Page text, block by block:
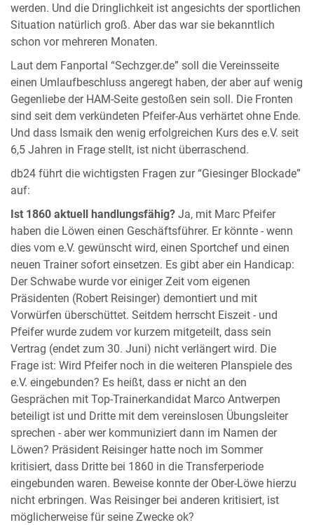
werden. Und die Dringlichkeit ist angesichts der sportlichen
Situation natürlich groß. Aber das war sie bekanntlich
schon vor mehreren Monaten.
Laut dem Fanportal “Sechzger.de” soll die Vereinsseite
einen Umlaufbeschluss angeregt haben, der aber auf wenig
Gegenliebe der HAM-Seite gestoßen sein soll. Die Fronten
sind seit dem verkündeten Pfeifer-Aus verhärtet ohne Ende.
Und dass Ismaik den wenig erfolgreichen Kurs des e.V. seit
6,5 Jahren in Frage stellt, ist nicht überraschend.
db24 führt die wichtigsten Fragen zur “Giesinger Blockade”
auf:
Ist 1860 aktuell handlungsfähig? Ja, mit Marc Pfeifer
haben die Löwen einen Geschäftsführer. Er könnte - wenn
dies vom e.V. gewünscht wird, einen Sportchef und einen
neuen Trainer sofort einsetzen. Es gibt aber ein Handicap:
Der Schwabe wurde vor einiger Zeit vom eigenen
Präsidenten (Robert Reisinger) demontiert und mit
Vorwürfen überschüttet. Seitdem herrscht Eiszeit - und
Pfeifer wurde zudem vor kurzem mitgeteilt, dass sein
Vertrag (endet zum 30. Juni) nicht verlängert wird. Die
Frage ist: Wird Pfeifer noch in die weiteren Planspiele des
e.V. eingebunden? Es heißt, dass er nicht an den
Gesprächen mit Top-Trainerkandidat Marco Antwerpen
beteiligt ist und Dritte mit dem vereinslosen Übungsleiter
sprechen - aber wer kommuniziert dann im Namen der
Löwen? Präsident Reisinger hatte noch im Sommer
kritisiert, dass Dritte bei 1860 in die Transferperiode
eingebunden waren. Beweise konnte der Ober-Löwe hierzu
nicht erbringen. Was Reisinger bei anderen kritisiert, ist
möglicherweise für seine Zwecke ok?